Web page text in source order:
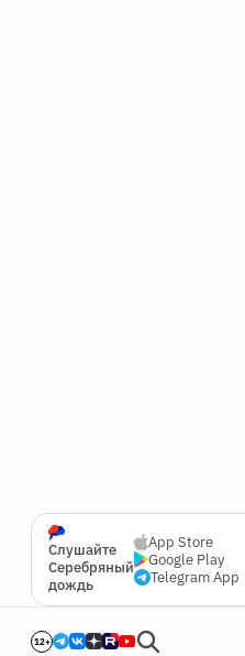
Слушайте
Серебряный
дождь
App Store
Google Play
Telegram App
12+